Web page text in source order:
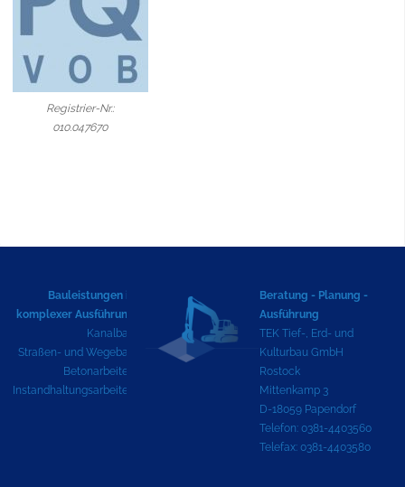
Registrier-Nr.:
010.047670
Bauleistungen in
komplexer Ausführung
Kanalbau
Straßen- und Wegebau
Betonarbeiten
Instandhaltungsarbeiten
Beratung - Planung -
Ausführung
TEK Tief-, Erd- und
Kulturbau GmbH
Rostock
Mittenkamp 3
D-18059 Papendorf
Telefon: 0381-4403560
Telefax: 0381-4403580